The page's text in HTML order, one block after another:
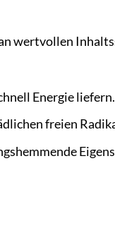
wertvollen
Energie liefern.
freien